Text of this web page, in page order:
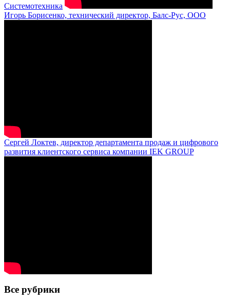
Системотехника
Игорь Борисенко, технический директор, Балс-Рус, ООО
Сергей Локтев, директор департамента продаж и цифрового
развития клиентского сервиса компании IEK GROUP
Все рубрики